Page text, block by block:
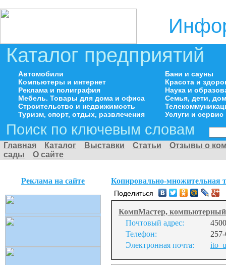
Каталог предприятий
Автомобили
Компьютеры и интернет
Реклама и полиграфия
Мебель. Товары для дома и офиса
Строительство и недвижимость
Туризм, спорт, отдых, развлечения
Бани и сауны
Красота и
Наука и
Семья, дети,
Услуги и сервис
Поиск по ключевым словам
Главная Каталог Выставки Статьи
Отзывы о
сады
О сайте
Реклама на сайте Копировально-множительная
Поделиться
КомпМастер,
Почтовый адрес:
Телефон:
Электронная почта: